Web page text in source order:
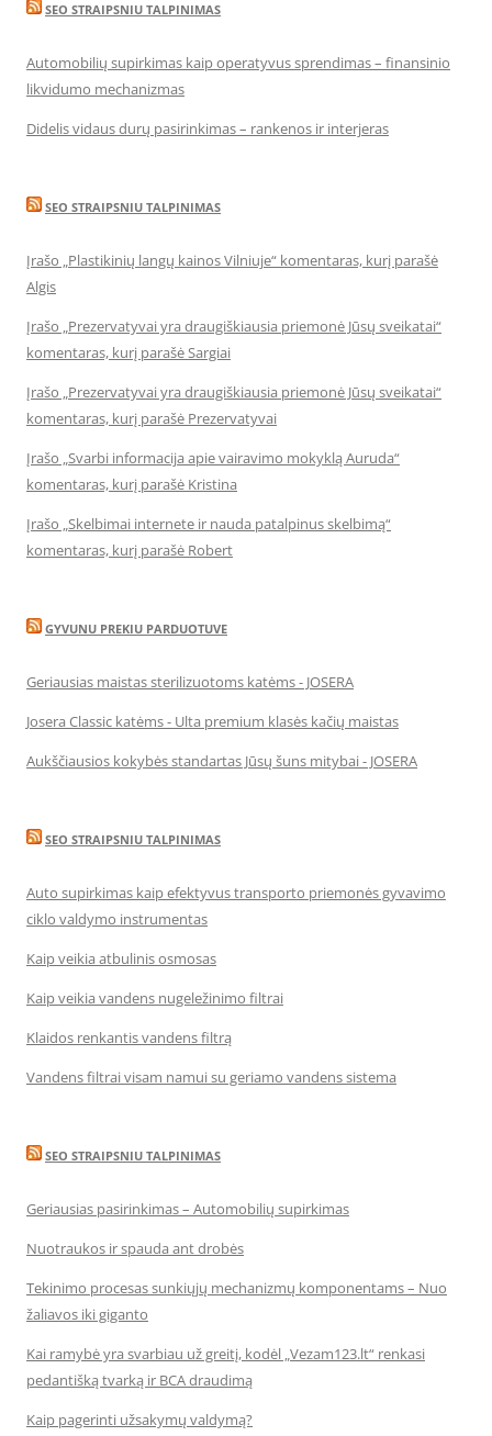
SEO STRAIPSNIU TALPINIMAS
Automobilių supirkimas kaip operatyvus sprendimas – finansinio
likvidumo mechanizmas
Didelis vidaus durų pasirinkimas – rankenos ir interjeras
SEO STRAIPSNIU TALPINIMAS
Įrašo „Plastikinių langų kainos Vilniuje“ komentaras, kurį parašė
Algis
Įrašo „Prezervatyvai yra draugiškiausia priemonė Jūsų sveikatai“
komentaras, kurį parašė Sargiai
Įrašo „Prezervatyvai yra draugiškiausia priemonė Jūsų sveikatai“
komentaras, kurį parašė Prezervatyvai
Įrašo „Svarbi informacija apie vairavimo mokyklą Auruda“
komentaras, kurį parašė Kristina
Įrašo „Skelbimai internete ir nauda patalpinus skelbimą“
komentaras, kurį parašė Robert
GYVUNU PREKIU PARDUOTUVE
Geriausias maistas sterilizuotoms katėms - JOSERA
Josera Classic katėms - Ulta premium klasės kačių maistas
Aukščiausios kokybės standartas Jūsų šuns mitybai - JOSERA
SEO STRAIPSNIU TALPINIMAS
Auto supirkimas kaip efektyvus transporto priemonės gyvavimo
ciklo valdymo instrumentas
Kaip veikia atbulinis osmosas
Kaip veikia vandens nugeležinimo filtrai
Klaidos renkantis vandens filtrą
Vandens filtrai visam namui su geriamo vandens sistema
SEO STRAIPSNIU TALPINIMAS
Geriausias pasirinkimas – Automobilių supirkimas
Nuotraukos ir spauda ant drobės
Tekinimo procesas sunkiųjų mechanizmų komponentams – Nuo
žaliavos iki giganto
Kai ramybė yra svarbiau už greitį, kodėl „Vezam123.lt“ renkasi
pedantišką tvarką ir BCA draudimą
Kaip pagerinti užsakymų valdymą?